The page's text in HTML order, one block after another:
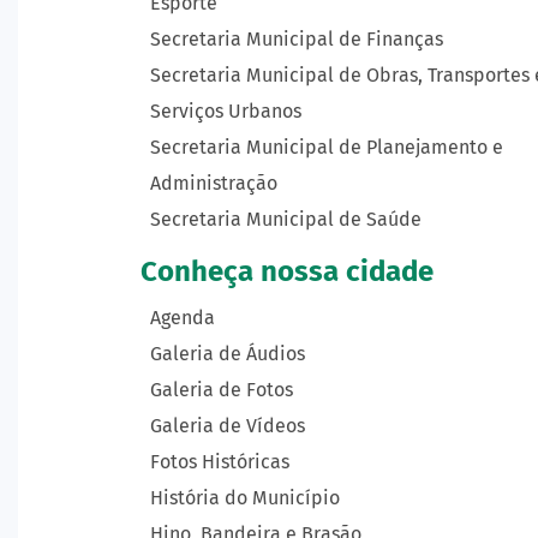
Secretaria Municipal de Finanças
Secretaria Municipal de Obras, Transportes
Serviços Urbanos
Secretaria Municipal de Planejamento e
Administração
Secretaria Municipal de Saúde
Conheça nossa cidade
Agenda
Galeria de Áudios
Galeria de Fotos
Galeria de Vídeos
Fotos Históricas
História do Município